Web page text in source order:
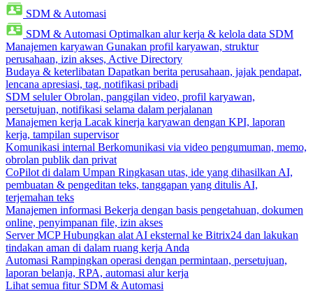
SDM & Automasi
SDM & Automasi Optimalkan alur kerja & kelola data SDM
Manajemen karyawan Gunakan profil karyawan, struktur
perusahaan, izin akses, Active Directory
Budaya & keterlibatan Dapatkan berita perusahaan, jajak pendapat,
lencana apresiasi, tag, notifikasi pribadi
SDM seluler Obrolan, panggilan video, profil karyawan,
persetujuan, notifikasi selama dalam perjalanan
Manajemen kerja Lacak kinerja karyawan dengan KPI, laporan
kerja, tampilan supervisor
Komunikasi internal Berkomunikasi via video pengumuman, memo,
obrolan publik dan privat
CoPilot di dalam Umpan Ringkasan utas, ide yang dihasilkan AI,
pembuatan & pengeditan teks, tanggapan yang ditulis AI,
terjemahan teks
Manajemen informasi Bekerja dengan basis pengetahuan, dokumen
online, penyimpanan file, izin akses
Server MCP Hubungkan alat AI eksternal ke Bitrix24 dan lakukan
tindakan aman di dalam ruang kerja Anda
Automasi Rampingkan operasi dengan permintaan, persetujuan,
laporan belanja, RPA, automasi alur kerja
Lihat semua fitur SDM & Automasi